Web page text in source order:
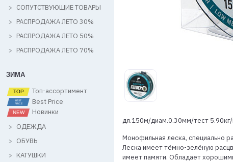
СОПУТСТВУЮЩИЕ ТОВАРЫ
РАСПРОДАЖА ЛЕТО 30%
РАСПРОДАЖА ЛЕТО 50%
РАСПРОДАЖА ЛЕТО 70%
ЗИМА
Топ-ассортимент
Best Price
Новинки
ОДЕЖДА
ОБУВЬ
КАТУШКИ
дл.150м/диам.0.30мм/тест 5.90кг/
Монофильная леска, специально
Леска имеет тёмно-зелёную
имеет памяти. Обладает